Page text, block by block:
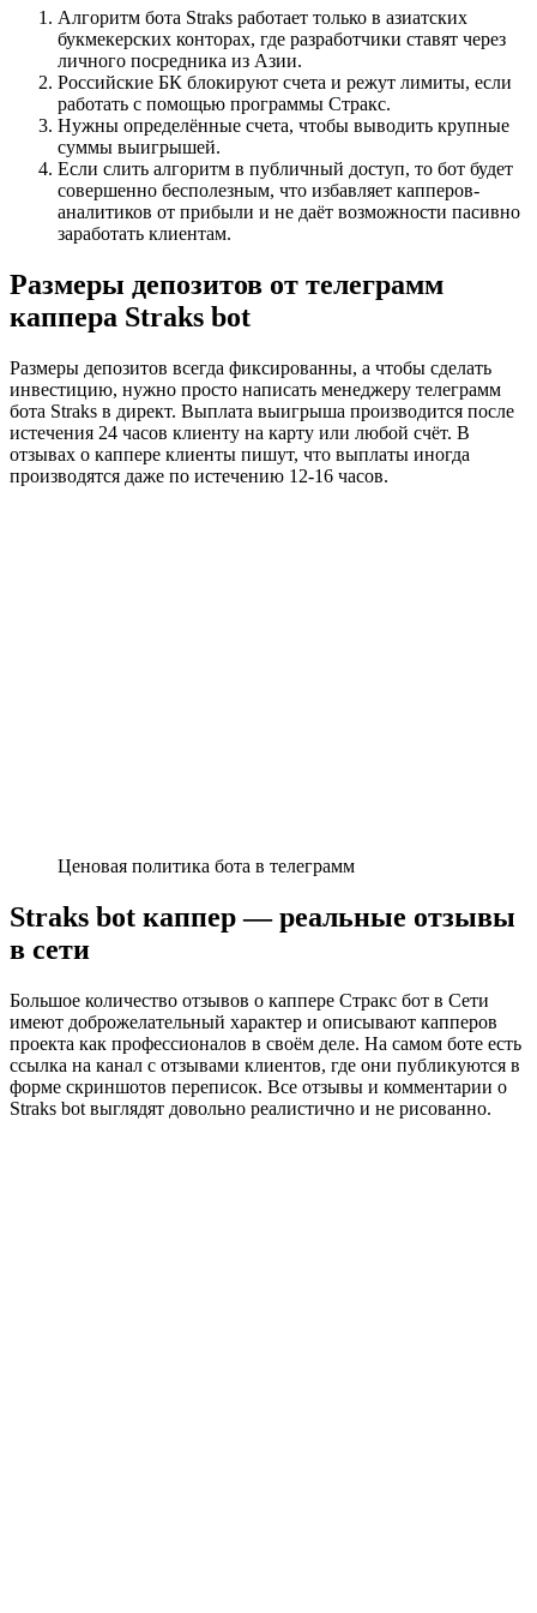
Алгоритм бота Straks работает только в азиатских
букмекерских конторах, где разработчики ставят через
личного посредника из Азии.
Российские БК блокируют счета и режут лимиты, если
работать с помощью программы Стракс.
Нужны определённые счета, чтобы выводить крупные
суммы выигрышей.
Если слить алгоритм в публичный доступ, то бот будет
совершенно бесполезным, что избавляет капперов-
аналитиков от прибыли и не даёт возможности пасивно
заработать клиентам.
Размеры депозитов от телеграмм
каппера Straks bot
Размеры депозитов всегда фиксированны, а чтобы сделать
инвестицию, нужно просто написать менеджеру телеграмм
бота Straks в директ. Выплата выигрыша производится после
истечения 24 часов клиенту на карту или любой счёт. В
отзывах о каппере клиенты пишут, что выплаты иногда
производятся даже по истечению 12-16 часов.
Ценовая политика бота в телеграмм
Straks bot каппер — реальные отзывы
в сети
Большое количество отзывов о каппере Стракс бот в Сети
имеют доброжелательный характер и описывают капперов
проекта как профессионалов в своём деле. На самом боте есть
ссылка на канал с отзывами клиентов, где они публикуются в
форме скриншотов переписок. Все отзывы и комментарии о
Straks bot выглядят довольно реалистично и не рисованно.